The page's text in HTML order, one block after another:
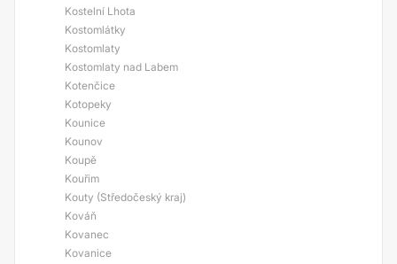
Kostelní Lhota
Kostomlátky
Kostomlaty
Kostomlaty nad Labem
Kotenčice
Kotopeky
Kounice
Kounov
Koupě
Kouřim
Kouty (Středočeský kraj)
Kováň
Kovanec
Kovanice